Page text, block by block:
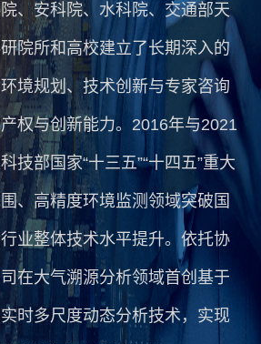
、安科院、水科院、交通部天
院所和高校建立了长期深入的
境规划、技术创新与专家咨询
权与创新能力。2016年与2021
技部国家“十三五”“十四五”重大
、高精度环境监测领域突破国
业整体技术水平提升。依托协
在大气溯源分析领域首创基于
时多尺度动态分析技术，实现